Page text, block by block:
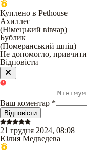
Куплено в Pethouse
Ахиллес
(Німецький вівчар)
Бублик
(Померанський шпіц)
Не допомогло, привчити
Відповісти
Ваш коментар *
Відповісти
21 грудня 2024, 08:08
Юлия Медведева